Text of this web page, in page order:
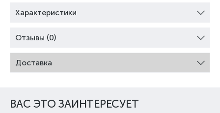
Характеристики
Отзывы (0)
Доставка
ВАС ЭТО ЗАИНТЕРЕСУЕТ